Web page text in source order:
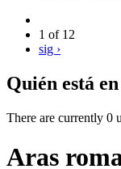
1 of 12
sig ›
Quién está
There are currently 0
Aras